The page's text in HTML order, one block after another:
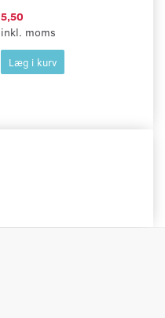
5,50
inkl. moms
Læg i kurv